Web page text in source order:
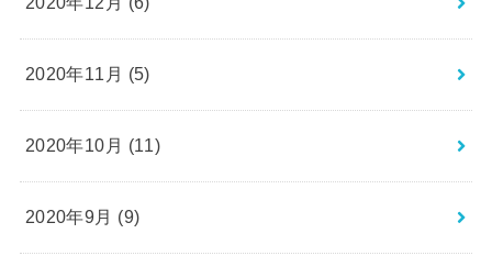
2020年11月 (5)
2020年10月 (11)
2020年9月 (9)